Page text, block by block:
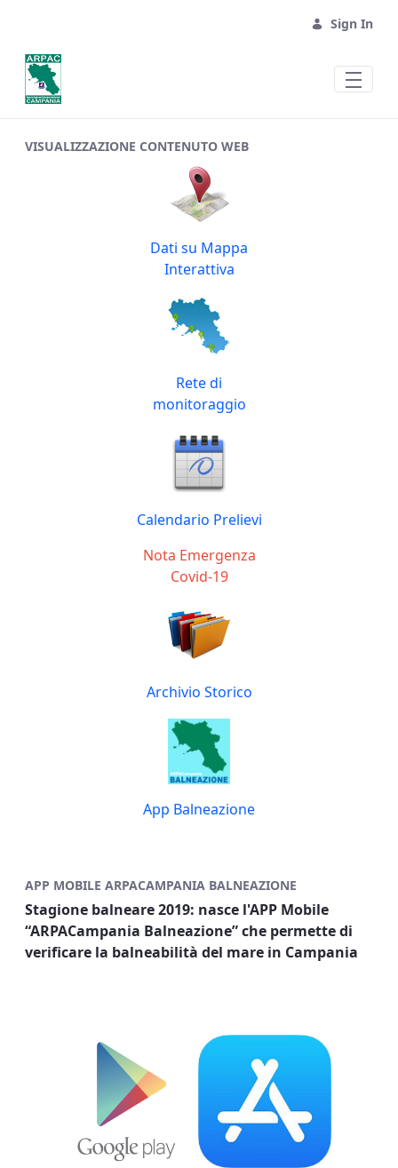
Sign In
App Balneazione -
VISUALIZZAZIONE CONTENUTO WEB
Dati su Mappa
Interattiva
Rete di
monitoraggio
Calendario Prelievi
Nota Emergenza
Covid-19
Archivio Storico
App Balneazione
APP MOBILE ARPACAMPANIA BALNEAZIONE
Stagione balneare 2019: nasce l'APP Mobile
“ARPACampania Balneazione” che permette di
verificare la balneabilità del mare in Campania